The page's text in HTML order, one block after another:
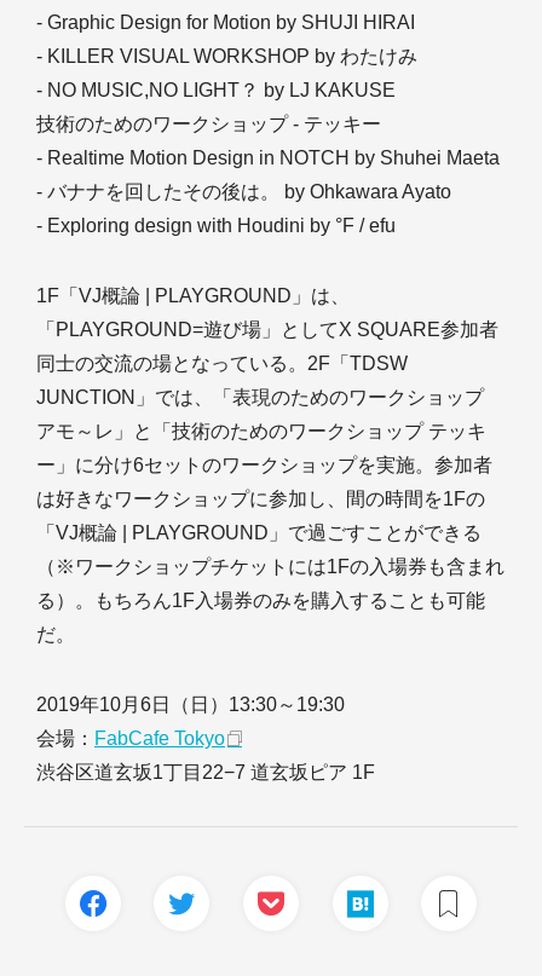
- Graphic Design for Motion by SHUJI HIRAI
- KILLER VISUAL WORKSHOP by わたけみ
- NO MUSIC,NO LIGHT？ by LJ KAKUSE
技術のためのワークショップ - テッキー
- Realtime Motion Design in NOTCH by Shuhei Maeta
- バナナを回したその後は。 by Ohkawara Ayato
- Exploring design with Houdini by °F / efu
1F「VJ概論 | PLAYGROUND」は、
「PLAYGROUND=遊び場」としてX SQUARE参加者
同士の交流の場となっている。2F「TDSW
JUNCTION」では、「表現のためのワークショップ
アモ～レ」と「技術のためのワークショップ テッキ
ー」に分け6セットのワークショップを実施。参加者
は好きなワークショップに参加し、間の時間を1Fの
「VJ概論 | PLAYGROUND」で過ごすことができる
（※ワークショップチケットには1Fの入場券も含まれ
る）。もちろん1F入場券のみを購入することも可能
だ。
2019年10月6日（日）13:30～19:30
会場： FabCafe Tokyo
渋谷区道玄坂1丁目22−7 道玄坂ピア 1F